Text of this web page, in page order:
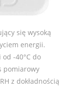
się wysoką
energii.
-40°C do
pomiarowy
z dokładnością